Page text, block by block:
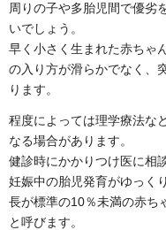
周りの子や多胎児間で優劣
いでしょう。
早く小さく生まれた赤ちゃ
の入り方が滑らかでなく、
ります。
程度によっては理学療法な
なる場合があります。
健診時にかかりつけ医に相
妊娠中の胎児発育がゆっく
長が標準の10％未満の赤ち
と呼びます。